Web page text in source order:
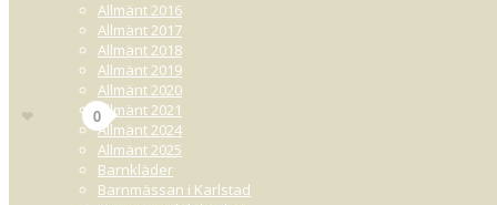
Allmänt 2016
Allmänt 2017
Allmänt 2018
Allmänt 2019
Allmänt 2020
Allmänt 2021
Allmänt 2024
Allmänt 2025
Barnkläder
Barnmässan i Karlstad
0
226